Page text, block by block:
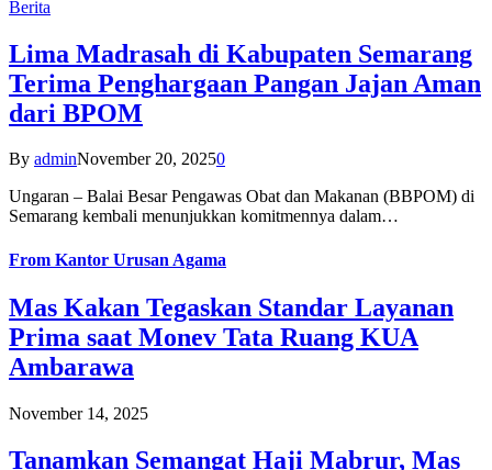
Berita
Lima Madrasah di Kabupaten Semarang
Terima Penghargaan Pangan Jajan Aman
dari BPOM
By adminNovember 20, 20250
Ungaran – Balai Besar Pengawas Obat dan Makanan (BBPOM) di
Semarang kembali menunjukkan komitmennya dalam…
From Kantor Urusan Agama
Mas Kakan Tegaskan Standar Layanan
Prima saat Monev Tata Ruang KUA
Ambarawa
November 14, 2025
Tanamkan Semangat Haji Mabrur, Mas